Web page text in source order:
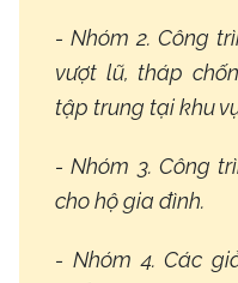
- Nhóm 2. Công
vượt lũ, tháp
tập trung tại khu
- Nhóm 3. Công
cho hộ gia đình.
- Nhóm 4. Các